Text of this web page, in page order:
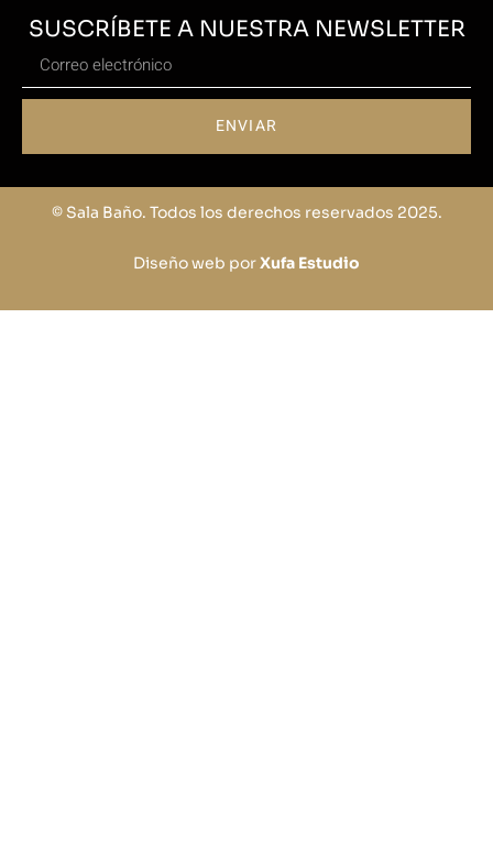
SUSCRÍBETE A NUESTRA NEWSLETTER
ENVIAR
© Sala Baño. Todos los derechos reservados 2025.
Diseño web porXufa Estudio